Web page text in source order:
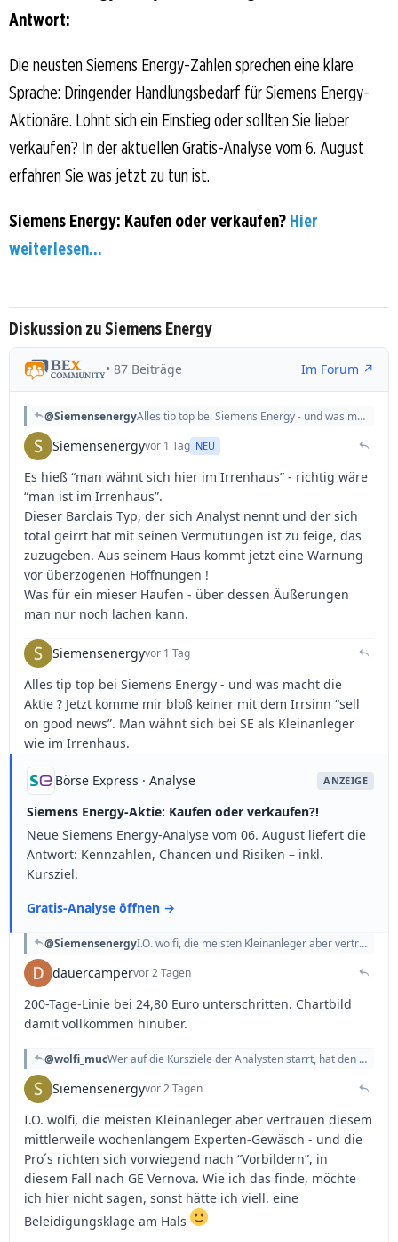
Antwort:
Die neusten Siemens Energy-Zahlen sprechen eine klare
Sprache: Dringender Handlungsbedarf für Siemens Energy-
Aktionäre. Lohnt sich ein Einstieg oder sollten Sie lieber
verkaufen? In der aktuellen Gratis-Analyse vom 6. August
erfahren Sie was jetzt zu tun ist.
Siemens Energy: Kaufen oder verkaufen? Hier
weiterlesen...
Diskussion zu Siemens Energy